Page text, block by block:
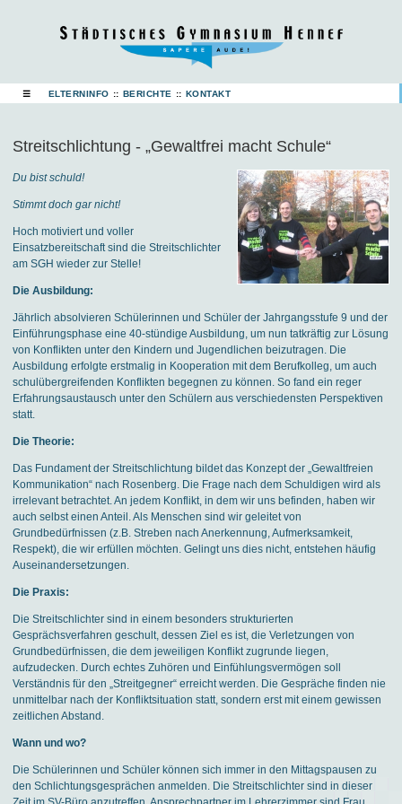
☰ ELTERNINFO :: BERICHTE :: KONTAKT
Streitschlichtung - „Gewaltfrei macht Schule“
Du bist schuld!
Stimmt doch gar nicht!
Hoch motiviert und voller
Einsatzbereitschaft sind die Streitschlichter
am SGH wieder zur Stelle!
Die Ausbildung:
Jährlich absolvieren Schülerinnen und Schüler der Jahrgangsstufe 9 und der
Einführungsphase eine 40-stündige Ausbildung, um nun tatkräftig zur Lösung
von Konflikten unter den Kindern und Jugendlichen beizutragen. Die
Ausbildung erfolgte erstmalig in Kooperation mit dem Berufkolleg, um auch
schulübergreifenden Konflikten begegnen zu können. So fand ein reger
Erfahrungsaustausch unter den Schülern aus verschiedensten Perspektiven
statt.
Die Theorie:
Das Fundament der Streitschlichtung bildet das Konzept der „Gewaltfreien
Kommunikation“ nach Rosenberg. Die Frage nach dem Schuldigen wird als
irrelevant betrachtet. An jedem Konflikt, in dem wir uns befinden, haben wir
auch selbst einen Anteil. Als Menschen sind wir geleitet von
Grundbedürfnissen (z.B. Streben nach Anerkennung, Aufmerksamkeit,
Respekt), die wir erfüllen möchten. Gelingt uns dies nicht, entstehen häufig
Auseinandersetzungen.
Die Praxis:
Die Streitschlichter sind in einem besonders strukturierten
Gesprächsverfahren geschult, dessen Ziel es ist, die Verletzungen von
Grundbedürfnissen, die dem jeweiligen Konflikt zugrunde liegen,
aufzudecken. Durch echtes Zuhören und Einfühlungsvermögen soll
Verständnis für den „Streitgegner“ erreicht werden. Die Gespräche finden nie
unmittelbar nach der Konfliktsituation statt, sondern erst mit einem gewissen
zeitlichen Abstand.
Wann und wo?
Die Schülerinnen und Schüler können sich immer in den Mittagspausen zu
den Schlichtungsgesprächen anmelden. Die Streitschlichter sind in dieser